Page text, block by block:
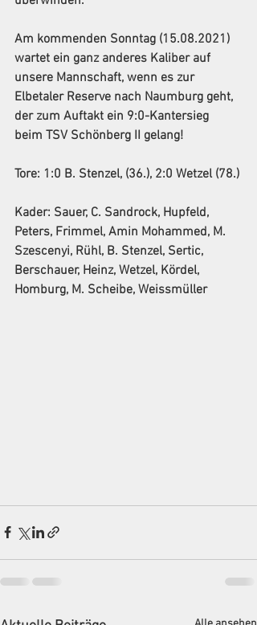
Am kommenden Sonntag (15.08.2021)
wartet ein ganz anderes Kaliber auf
unsere Mannschaft, wenn es zur
Elbetaler Reserve nach Naumburg geht,
der zum Auftakt ein 9:0-Kantersieg
Kader: Sauer, C. Sandrock, Hupfeld,
Peters, Frimmel, Amin Mohammed, M.
Szescenyi, Rühl, B. Stenzel, Sertic,
Berschauer, Heinz, Wetzel, Kördel,